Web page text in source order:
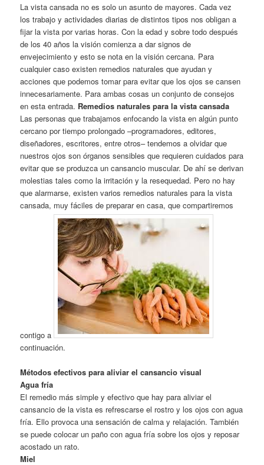
La vista cansada no es solo un asunto de mayores. Cada vez
los trabajo y actividades diarias de distintos tipos nos obligan a
fijar la vista por varias horas. Con la edad y sobre todo después
de los 40 años la visión comienza a dar signos de
envejecimiento y esto se nota en la visión cercana. Para
cualquier caso existen remedios naturales que ayudan y
acciones que podemos tomar para evitar que los ojos se cansen
innecesariamente. Para ambas cosas un conjunto de consejos
en esta entrada. Remedios naturales para la vista cansada
Las personas que trabajamos enfocando la vista en algún punto
cercano por tiempo prolongado –programadores, editores,
diseñadores, escritores, entre otros– tendemos a olvidar que
nuestros ojos son órganos sensibles que requieren cuidados para
evitar que se produzca un cansancio muscular. De ahí se derivan
molestias tales como la irritación y la resequedad. Pero no hay
que alarmarse, existen varios remedios naturales para la vista
cansada, muy fáciles de preparar en casa, que compartiremos
contigo a
continuación.
Métodos efectivos para aliviar el cansancio visual
Agua fría
El remedio más simple y efectivo que hay para aliviar el
cansancio de la vista es refrescarse el rostro y los ojos con agua
fría. Ello provoca una sensación de calma y relajación. También
se puede colocar un paño con agua fría sobre los ojos y reposar
acostado un rato.
Miel